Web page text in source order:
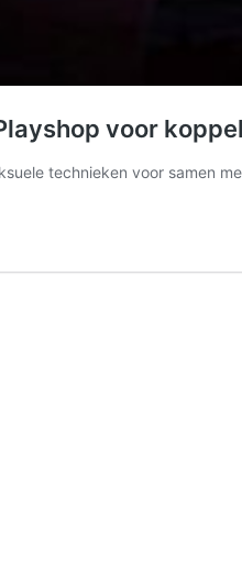
voor
technieken voor samen